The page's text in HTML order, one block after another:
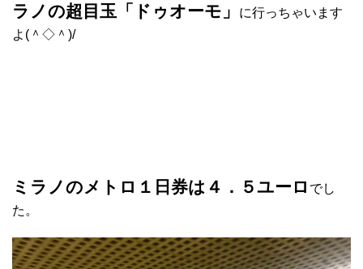
ラノの超目玉「ドゥオーモ」
に行っちゃいます
よ(＾◇＾)/
ミラノのメトロ１日券は４．５ユーロ でし
た。